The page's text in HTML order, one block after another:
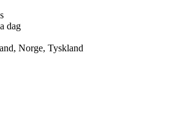
dag
Norge, Tyskland